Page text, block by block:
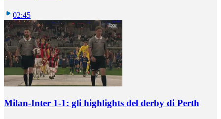
02:45
Milan-Inter 1-1: gli highlights del derby di Perth